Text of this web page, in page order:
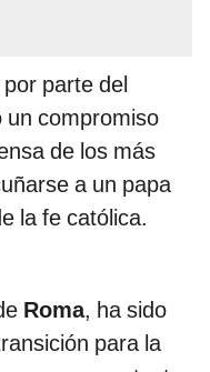
parte del
un compromiso
de los más
a un papa
la fe católica.
Roma, ha sido
para la